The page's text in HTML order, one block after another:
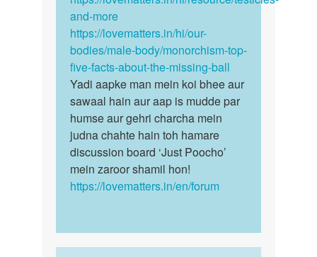
by
Rahul
patel
and-more
https://lovematters.in/hi/our-
bodies/male-body/monorchism-top-
five-facts-about-the-missing-ball
Yadi aapke man mein koi bhee aur
sawaal hain aur aap is mudde par
humse aur gehri charcha mein
judna chahte hain toh hamare
discussion board ‘Just Poocho’
mein zaroor shamil hon!
https://lovematters.in/en/forum